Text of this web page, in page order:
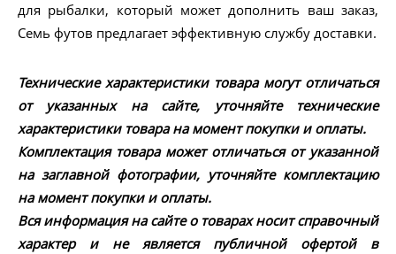
для рыбалки, который может дополнить ваш заказ,
Семь футов предлагает эффективную службу доставки.
Технические характеристики товара могут отличаться
от указанных на сайте, уточняйте технические
характеристики товара на момент покупки и оплаты.
Комплектация товара может отличаться от указанной
на заглавной фотографии, уточняйте комплектацию
на момент покупки и оплаты.
Вся информация на сайте о товарах носит справочный
характер и не является публичной офертой в